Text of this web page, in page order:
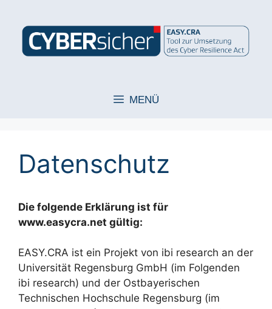
springen
MENÜ
Datenschutz
Die folgende Erklärung ist für
www.easycra.net gültig:
EASY.CRA ist ein Projekt von ibi research an der
Universität Regensburg GmbH (im Folgenden
ibi research) und der Ostbayerischen
Technischen Hochschule Regensburg (im